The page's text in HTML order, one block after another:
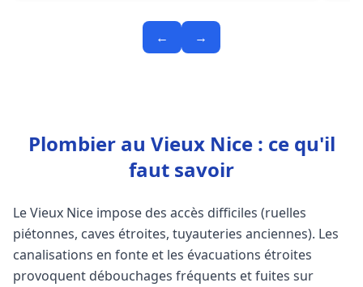
← →
Plombier au Vieux Nice : ce qu'il
faut savoir
Le Vieux Nice impose des accès difficiles (ruelles
piétonnes, caves étroites, tuyauteries anciennes). Les
canalisations en fonte et les évacuations étroites
provoquent débouchages fréquents et fuites sur